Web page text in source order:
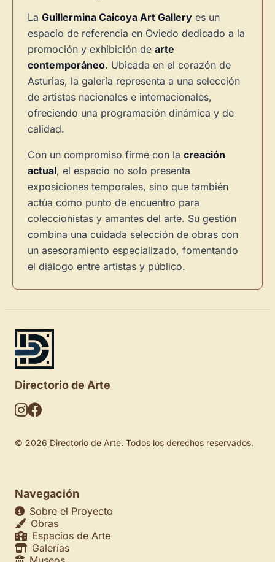
La Guillermina Caicoya Art Gallery es un
espacio de referencia en Oviedo dedicado a la
promoción y exhibición de arte
contemporáneo. Ubicada en el corazón de
Asturias, la galería representa a una selección
de artistas nacionales e internacionales,
ofreciendo una programación dinámica y de
calidad.
Con un compromiso firme con la creación
actual, el espacio no solo presenta
exposiciones temporales, sino que también
actúa como punto de encuentro para
coleccionistas y amantes del arte. Su gestión
combina una cuidada selección de obras con
un asesoramiento especializado, fomentando
el diálogo entre artistas y público.
Directorio de Arte
© 2026 Directorio de Arte. Todos los derechos reservados.
Navegación
Sobre el Proyecto
Obras
Espacios de Arte
Galerías